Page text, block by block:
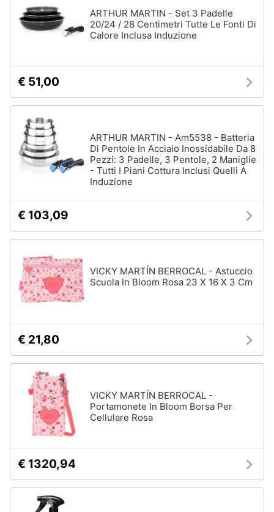
ARTHUR MARTIN - Set 3 Padelle
20/24 / 28 Centimetri Tutte Le Fonti Di
Calore Inclusa Induzione
€ 51,00
ARTHUR MARTIN - Am5538 - Batteria
Di Pentole In Acciaio Inossidabile Da 8
Pezzi: 3 Padelle, 3 Pentole, 2 Maniglie
- Tutti I Piani Cottura Inclusi Quelli A
Induzione
€ 103,09
VICKY MARTÍN BERROCAL - Astuccio
Scuola In Bloom Rosa 23 X 16 X 3 Cm
€ 21,80
VICKY MARTÍN BERROCAL -
Portamonete In Bloom Borsa Per
Cellulare Rosa
€ 1320,94